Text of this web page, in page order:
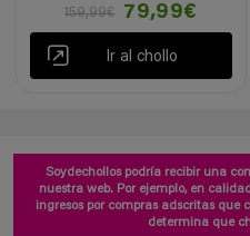
159,99€
79,99€
Ir al chollo
Soydechollos podría recibir una
nuestra web. Por ejemplo, en
ingresos por compras adscritas que
determina que